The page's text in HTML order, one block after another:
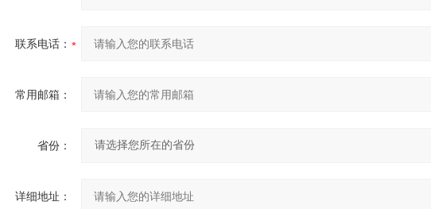
联系电话：
常用邮箱：
省份：
详细地址：